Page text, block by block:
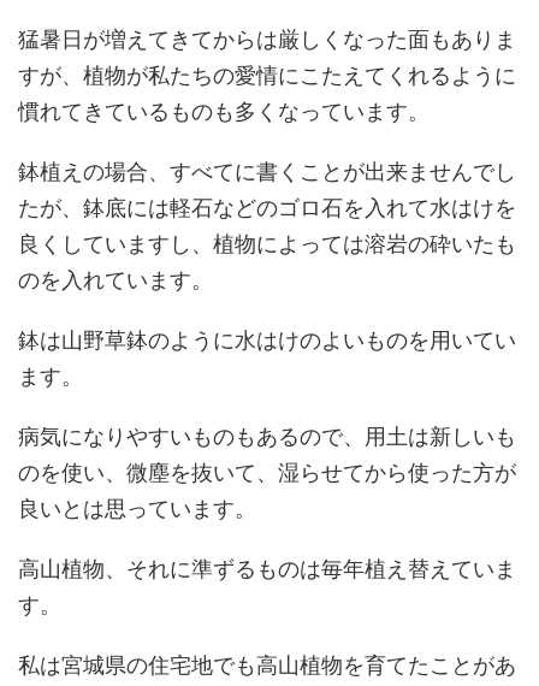
猛暑日が増えてきてからは厳しくなった面もありま
すが、植物が私たちの愛情にこたえてくれるように
慣れてきているものも多くなっています。
鉢植えの場合、すべてに書くことが出来ませんでし
たが、鉢底には軽石などのゴロ石を入れて水はけを
良くしていますし、植物によっては溶岩の砕いたも
のを入れています。
鉢は山野草鉢のように水はけのよいものを用いてい
ます。
病気になりやすいものもあるので、用土は新しいも
のを使い、微塵を抜いて、湿らせてから使った方が
良いとは思っています。
高山植物、それに準ずるものは毎年植え替えていま
す。
私は宮城県の住宅地でも高山植物を育てたことがあ